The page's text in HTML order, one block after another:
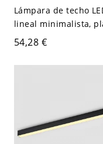
Lámpara de techo
lineal minimalista,
comercial de aluminio
negro mate - 110 A
59,69 cm
54,28 €